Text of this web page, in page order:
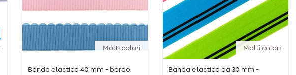
Molti colori
Banda elastica 40 mm - bordo
Molti colori
Banda elastica da 30 mm -